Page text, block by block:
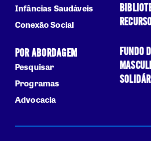
Infâncias Saudáveis
Conexão Social
POR ABORDAGEM
Pesquisar
Programas
Advocacia
FUNDO